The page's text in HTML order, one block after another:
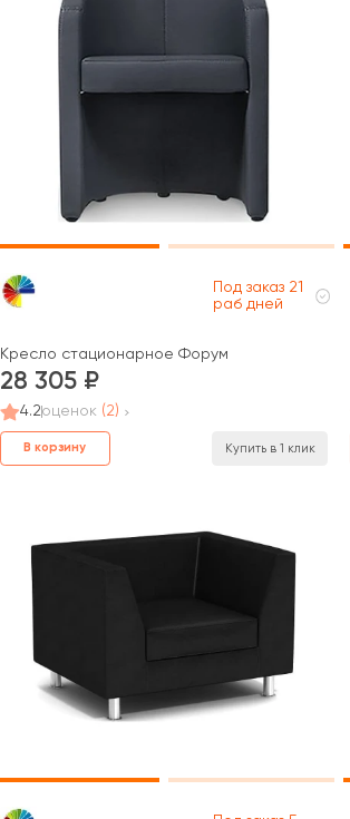
Под заказ 21
раб дней
Кресло стационарное Форум
28 305
4.2оценок (2)
В корзину Купить в 1 клик